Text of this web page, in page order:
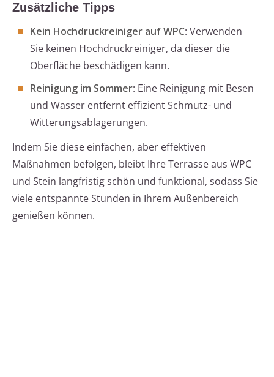
Zusätzliche Tipps
Kein Hochdruckreiniger auf WPC: Verwenden
Sie keinen Hochdruckreiniger, da dieser die
Oberfläche beschädigen kann.
Reinigung im Sommer: Eine Reinigung mit Besen
und Wasser entfernt effizient Schmutz- und
Witterungsablagerungen.
Indem Sie diese einfachen, aber effektiven
Maßnahmen befolgen, bleibt Ihre Terrasse aus WPC
und Stein langfristig schön und funktional, sodass Sie
viele entspannte Stunden in Ihrem Außenbereich
genießen können.